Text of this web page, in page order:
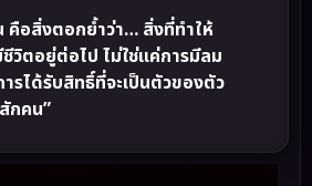
คือสิ่งตอกย้ำว่า… สิ่งที่ทำให้
วิตอยู่ต่อไป ไม่ใช่แค่การมีลม
รได้รับสิทธิ์ที่จะเป็นตัวของตัว
กคน”